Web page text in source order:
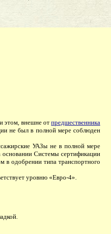
этом, внешне отпредшественника
не был в полной мере соблюден
УАЗы не в полной мере
Системы сертификации
в одобрении типа транспортного
уровню «Евро-4».